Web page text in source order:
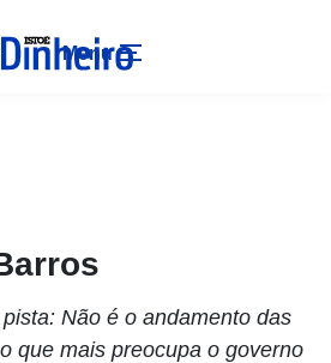
Menu
Não é o andamento das
que mais preocupa o governo